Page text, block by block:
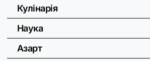
Кулінарія
Наука
Азарт